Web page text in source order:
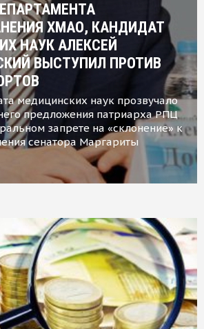
ХМАО, КАНДИДАТ
НАУК АЛЕКСЕЙ
ВЫСТУПИЛ ПРОТИВ
медицинских наук прозвучало
предложения патриарха РПЦ
запрете на «склонение» к
сенатора Маргариты